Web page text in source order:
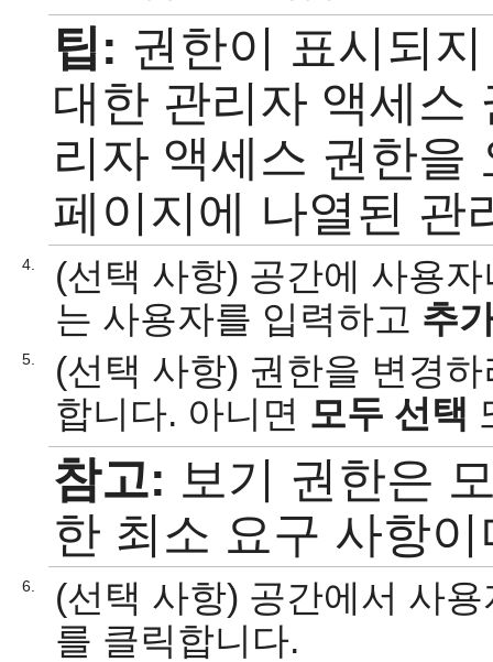
팁: 권한이 표시되
대한 관리자 액세스
리자 액세스 권한
페이지에 나열된 관
4.
(선택 사항) 공간에 사용
는 사용자를 입력하고 추
5.
(선택 사항) 권한을 변경
합니다. 아니면 모두 선택
참고: 보기 권한은
한 최소 요구 사항
6.
(선택 사항) 공간에서 사
를 클릭합니다.